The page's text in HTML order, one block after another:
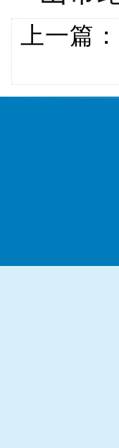
上一篇：